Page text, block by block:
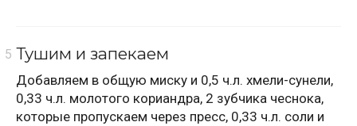
Тушим и запекаем
Добавляем в общую миску и 0,5 ч.л. хмели-сунели,
0,33 ч.л. молотого кориандра, 2 зубчика чеснока,
которые пропускаем через пресс, 0,33 ч.л. соли и